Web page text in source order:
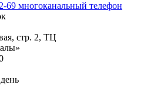
69 многоканальный телефон
стр. 2, ТЦ